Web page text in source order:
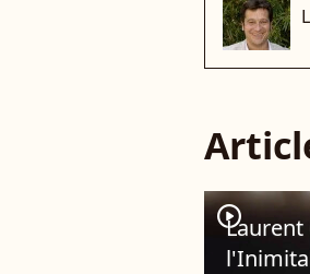
player2
Laurent